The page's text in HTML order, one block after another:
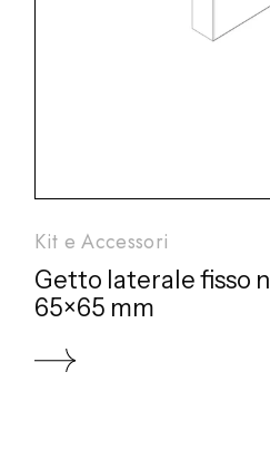
Kit e Accessori
Getto laterale fisso
65×65 mm